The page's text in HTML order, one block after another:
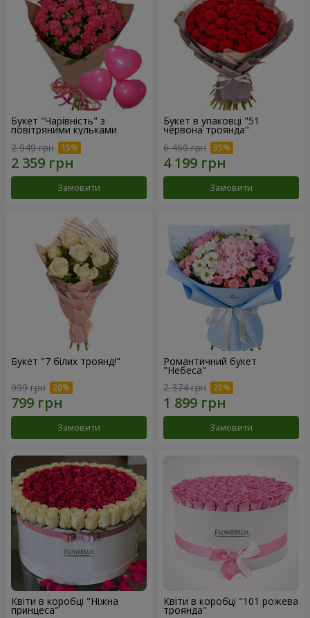
Букет "Чарівність" з
повітряними кульками
2 949 грн
Замовити
Букет в упаковці "51
червона троянда"
6 460 грн
Замовити
Букет "7 білих троянд!"
999 грн
Замовити
Романтичний букет
"Небеса"
2 374 грн
Замовити
Квіти в коробці "Ніжна
принцеса"
Квіти в коробці "101 рожева
троянда"